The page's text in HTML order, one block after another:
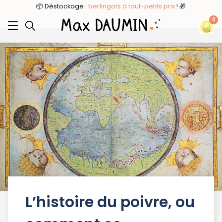
📦 Déstockage : berlingots à tout-petits prix! 🎁
0
L’histoire du poivre, ou